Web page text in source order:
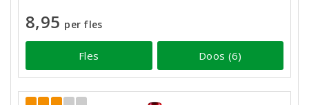
8,95 per fles
Fles Doos (6)